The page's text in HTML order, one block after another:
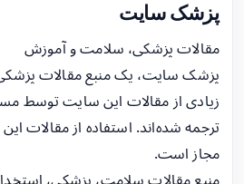
پزشک سایت
مقالات پزشکی، سلامت و آموزش
پزشک سایت، یک منبع مقالات
زیادی از مقالات این سایت توسط
ترجمه شده‌اند. استفاده از مقالات
مجاز است.
منبع مقالات سلامت، پزشکی،